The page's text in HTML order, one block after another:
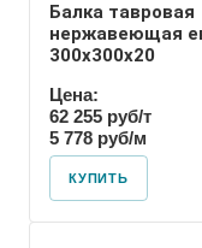
Балка тавровая
нержавеющая
300х300х20
Цена:
62 255 руб/т
5 778 руб/м
КУПИТЬ